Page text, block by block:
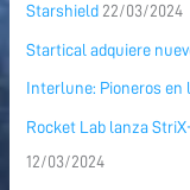
Starshield 22/03/2024
Startical adquiere
Interlune: Pioneros
Rocket Lab lanza
12/03/2024